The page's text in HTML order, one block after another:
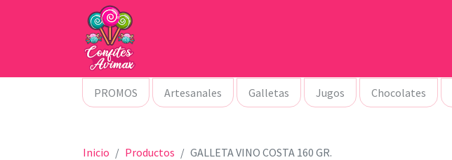
PROMOS Artesanales Galletas Jugos Chocolates
Inicio Productos GALLETA VINO COSTA 160 GR.